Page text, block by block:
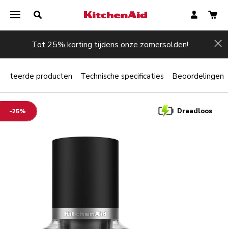
Tot 25% korting tijdens onze zomersolden!
-25% Draadloos
producten Technische specificaties Beoordelingen